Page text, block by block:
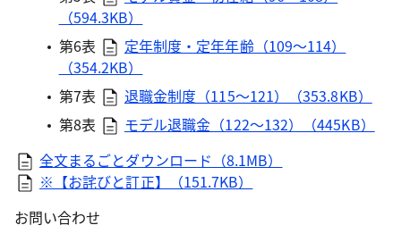
（594.3KB）
第6表
定年制度・定年年齢（109～114）
（354.2KB）
第7表
退職金制度（115～121）（353.8KB）
第8表
モデル退職金（122～132）（445KB）
全文まるごとダウンロード（8.1MB）
※【お詫びと訂正】（151.7KB）
お問い合わせ